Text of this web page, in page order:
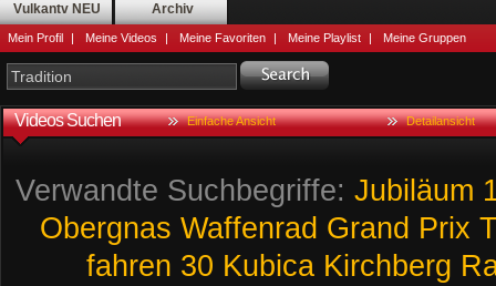
Vulkantv NEU Archiv
Mein Profil | Meine Videos | Meine Favoriten | Meine Playlist | Meine Gruppen
Videos Suchen Einfache Ansicht Detailansicht
Verwandte Suchbegriffe: Jubiläum
Obergnas Waffenrad Grand Prix
fahren 30 Kubica Kirchberg